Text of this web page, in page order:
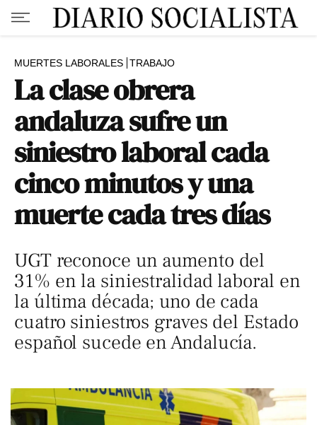
MUERTES LABORALES TRABAJO
La clase obrera
andaluza sufre un
siniestro laboral cada
cinco minutos y una
muerte cada tres días
UGT reconoce un aumento del
31% en la siniestralidad laboral en
la última década; uno de cada
cuatro siniestros graves del Estado
español sucede en Andalucía.